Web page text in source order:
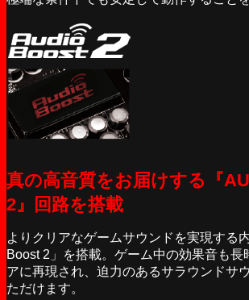
真の高音質をお届けする『
2』回路を搭載
よりクリアなゲームサウンドを実現する
Boost 2」を搭載。ゲーム中の効果音も長
アに再現され、迫力のあるサラウンドサ
ただけます。